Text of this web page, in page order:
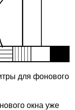
для фонового
окна уже